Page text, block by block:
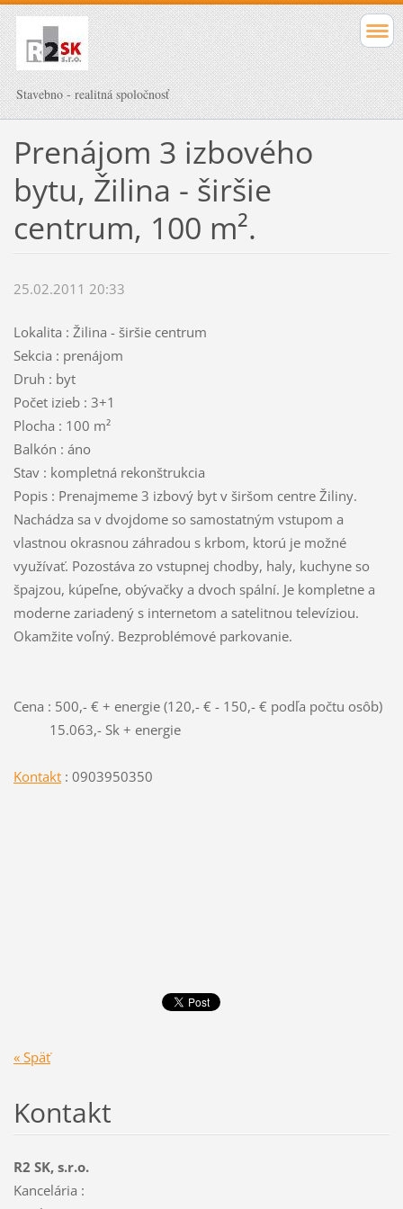
Stavebno - realitná spoločnosť
Prenájom 3 izbového
bytu, Žilina - širšie
centrum, 100 m².
25.02.2011 20:33
Lokalita : Žilina - širšie centrum
Sekcia : prenájom
Druh : byt
Počet izieb : 3+1
Plocha : 100 m²
Balkón : áno
Stav : kompletná rekonštrukcia
Popis : Prenajmeme 3 izbový byt v širšom centre Žiliny.
Nachádza sa v dvojdome so samostatným vstupom a
vlastnou okrasnou záhradou s krbom, ktorú je možné
využívať. Pozostáva zo vstupnej chodby, haly, kuchyne so
špajzou, kúpeľne, obývačky a dvoch spální. Je kompletne a
moderne zariadený s internetom a satelitnou televíziou.
Okamžite voľný. Bezproblémové parkovanie.
Cena : 500,- € + energie (120,- € - 150,- € podľa počtu osôb)
15.063,- Sk + energie
Kontakt: 0903950350
« Späť
Kontakt
R2 SK, s.r.o.
Kancelária :